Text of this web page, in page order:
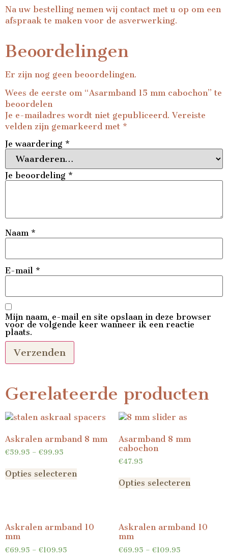
Na uw bestelling nemen wij contact met u op om een
afspraak te maken voor de asverwerking.
Beoordelingen
Er zijn nog geen beoordelingen.
Wees de eerste om “Asarmband 15 mm cabochon” te
beoordelen
Je e-mailadres wordt niet gepubliceerd. Vereiste
velden zijn gemarkeerd met *
Je waardering *
Je beoordeling *
Naam *
E-mail *
Mijn naam, e-mail en site opslaan in deze browser
voor de volgende keer wanneer ik een reactie
plaats.
Gerelateerde producten
Askralen armband 8 mm
€59.95 – €99.95
Opties selecteren
Asarmband 8 mm
cabochon
€47.95
Opties selecteren
Askralen armband 10
mm
€69.95 – €109.95
Askralen armband 10
mm
€69.95 – €109.95